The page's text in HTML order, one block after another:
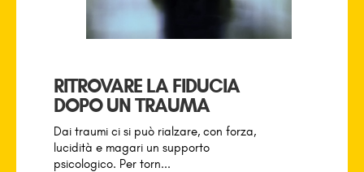
RITROVARE LA FIDUCIA
DOPO UN TRAUMA
Dai traumi ci si può rialzare, con forza,
lucidità e magari un supporto
psicologico. Per torn...